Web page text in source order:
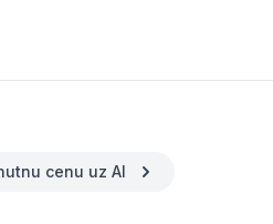
cenu uz AI